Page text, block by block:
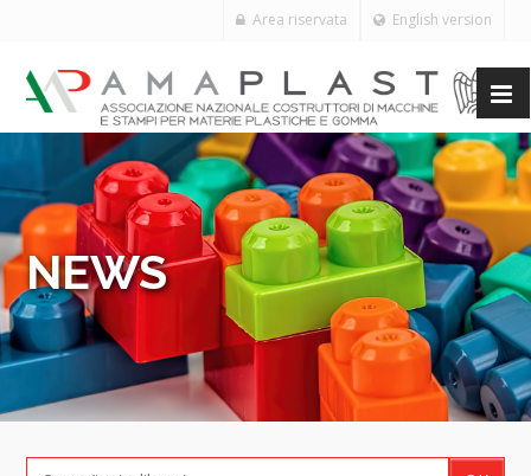
English version
Area riservata
NEWS